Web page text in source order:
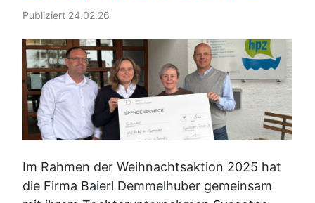
Publiziert 24.02.26
Im Rahmen der Weihnachtsaktion 2025 hat
die Firma Baierl Demmelhuber gemeinsam